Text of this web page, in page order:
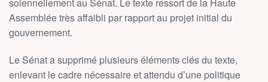
Assemblée très affaibli par rapport au projet initial du
gouvernement.
Le Sénat a supprimé plusieurs éléments clés du texte,
enlevant le cadre nécessaire et attendu d’une politique